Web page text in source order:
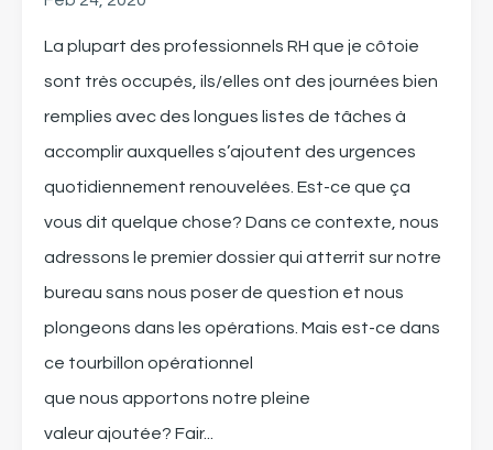
La plupart des professionnels RH que je côtoie
sont très occupés, ils/elles ont des journées bien
remplies avec des longues listes de tâches à
accomplir auxquelles s’ajoutent des urgences
quotidiennement renouvelées Est-ce que ça
vous dit quelque chose? Dans ce contexte , nous
adressons le premier dossier qui atterrit sur notre
bureau sans nous poser de question et nous
plongeons dans les opérations Mais est-ce dans
ce tourbillon opérationnel
que nous apportons notre pleine
valeurajoutée? Fair...